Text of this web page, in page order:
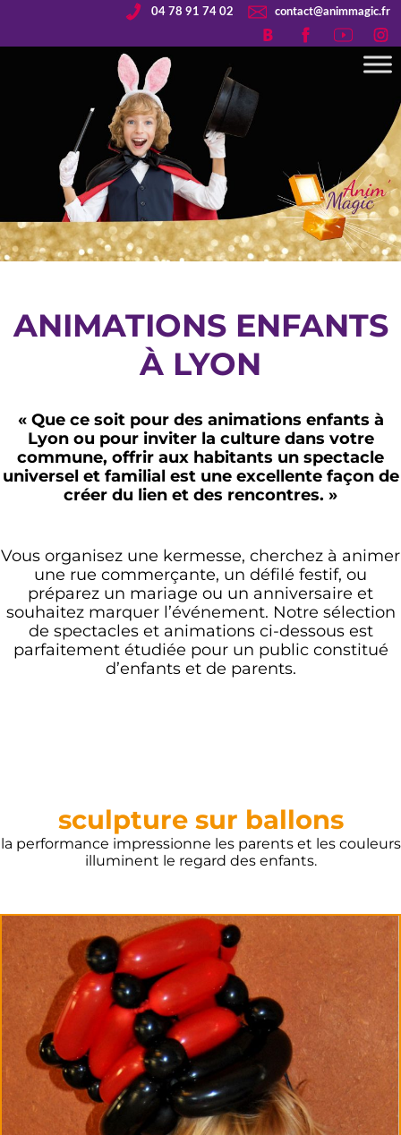
04 78 91 74 02 contact@animmagic.fr
ANIMATIONS ENFANTS
À LYON
« Que ce soit pour des animations enfants à
Lyon ou pour inviter la culture dans votre
commune, offrir aux habitants un spectacle
universel et familial est une excellente façon de
créer du lien et des rencontres. »
Vous organisez une kermesse, cherchez à animer
une rue commerçante, un défilé festif, ou
préparez un mariage ou un anniversaire et
souhaitez marquer l’événement. Notre sélection
de spectacles et animations ci-dessous est
parfaitement étudiée pour un public constitué
d’enfants et de parents.
sculpture sur ballons
la performance impressionne les parents et les couleurs
illuminent le regard des enfants.